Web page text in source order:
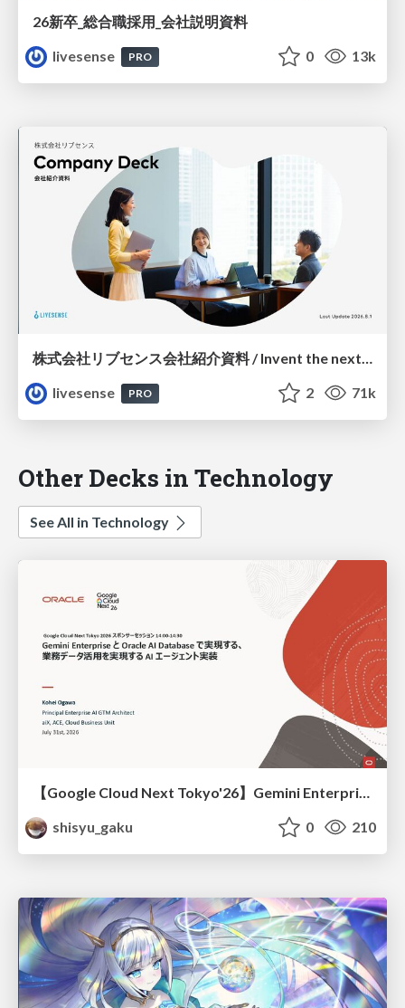
26新卒_総合職採用_会社説明資料
livesense
PRO 0 13k
株式会社リブセンス会社紹介資料 / Invent the next common.
livesense
PRO 2 71k
Other Decks in Technology
See All in Technology
shisyu_gaku
0 210